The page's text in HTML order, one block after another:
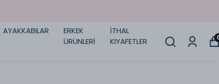
AYAKKABILAR
ERKEK
ÜRÜNLERİ
İTHAL
KIYAFETLER